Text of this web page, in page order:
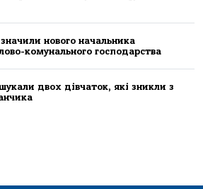
нового начальника
комунального господарства
двох дівчаток, які зникли з